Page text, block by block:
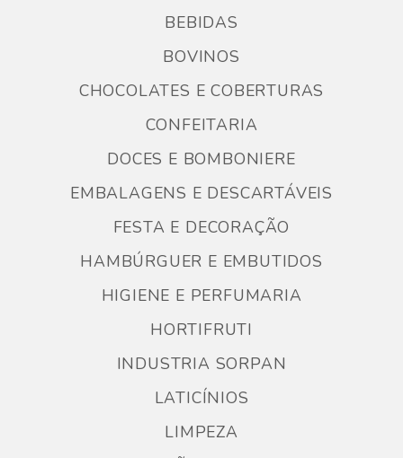
BEBIDAS
BOVINOS
CHOCOLATES E COBERTURAS
CONFEITARIA
DOCES E BOMBONIERE
EMBALAGENS E DESCARTÁVEIS
FESTA E DECORAÇÃO
HAMBÚRGUER E EMBUTIDOS
HIGIENE E PERFUMARIA
HORTIFRUTI
INDUSTRIA SORPAN
LATICÍNIOS
LIMPEZA